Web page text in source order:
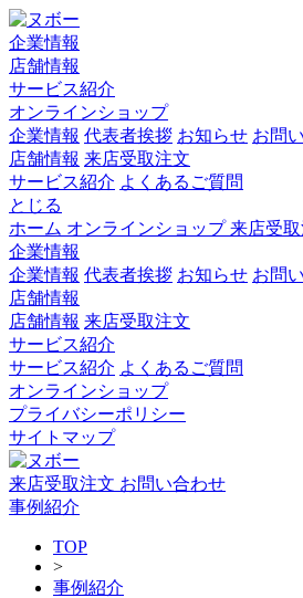
企業情報
店舗情報
サービス紹介
オンラインショップ
企業情報 代表者挨拶 お知らせ お問
店舗情報 来店受取注文
サービス紹介 よくあるご質問
とじる
ホーム オンラインショップ来店受
企業情報
企業情報 代表者挨拶 お知らせ お問
店舗情報
店舗情報 来店受取注文
サービス紹介
サービス紹介 よくあるご質問
オンラインショップ
プライバシーポリシー
サイトマップ
来店受取注文 お問い合わせ
事例紹介
TOP
>
事例紹介